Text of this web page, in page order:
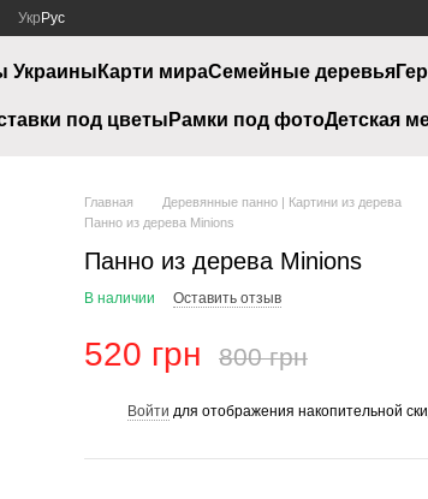
Укр Рус
Украины Карти мираСемейные деревья
под цветы Рамки под фотоДетская
Главная Деревянные панно | Картини из дерева
Панно из дерева Minions
Панно из дерева Minions
В наличии Оставить отзыв
520 грн 800 грн
Войти для отображения накопительной